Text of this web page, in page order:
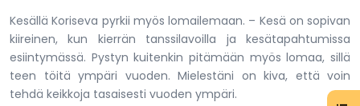
Kesällä Koriseva pyrkii myös lomailemaan. – Kesä on sopivan
kiireinen, kun kierrän tanssilavoilla ja kesätapahtumissa
esiintymässä. Pystyn kuitenkin pitämään myös lomaa, sillä
teen töitä ympäri vuoden. Mielestäni on kiva, että voin
tehdä keikkoja tasaisesti vuoden ympäri.